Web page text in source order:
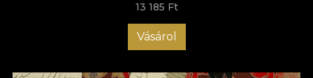
13 185 Ft
Vásárol